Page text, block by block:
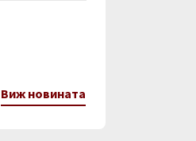
Виж новината